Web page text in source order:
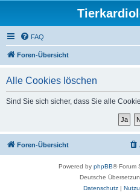
FAQ
Foren-Übersicht
Alle Cookies löschen
Sind Sie sich sicher, dass Sie alle
Foren-Übersicht
Powered by phpBB® Forum
Deutsche
Datenschutz|